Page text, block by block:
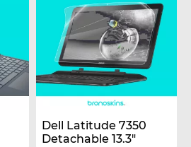
Dell Latitude 7350
Detachable 13.3"